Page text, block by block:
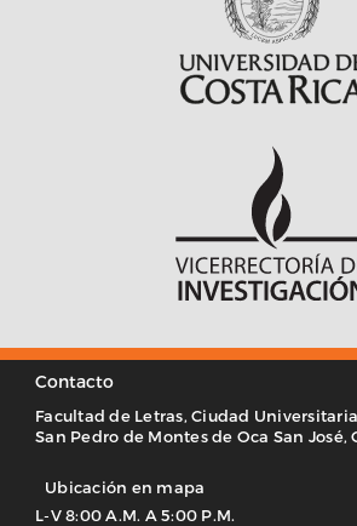
Contacto
Facultad de Letras, Ciudad
San Pedro de Montes de Oca San José,
Ubicación en mapa
L-V 8:00 A.M. A 5:00 P.M.